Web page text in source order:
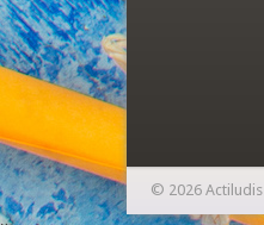
© 2026 Actiludis